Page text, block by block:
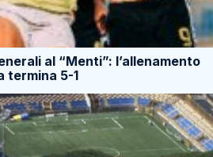
al “Menti”: l’allenamento
termina 5-1